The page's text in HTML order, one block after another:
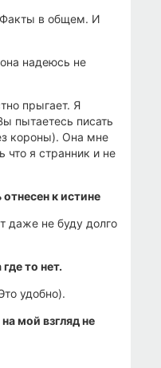
Факты в общем. И
надеюсь не
прыгает. Я
пытаетесь писать
короны). Она мне
что я странник и не
к истине
даже не буду долго
то нет.
удобно).
мой взгляд не